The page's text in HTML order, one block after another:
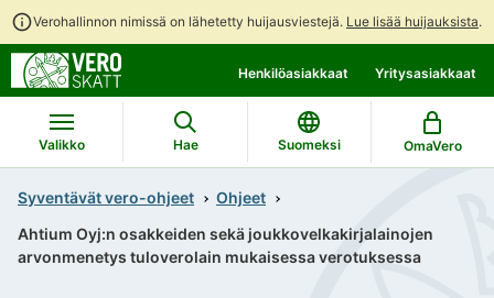
Verohallinnon nimissä on lähetetty huijausviestejä. Lue lisää huijauksista.
suoraan
sisältöön
koko
sivuston
hakuun
Henkilöasiakkaat Yritysasiakkaat
Valikko Hae Suomeksi OmaVero
Syventävät vero-ohjeet
Ohjeet
Ahtium Oyj:n osakkeiden sekä joukkovelkakirjalainojen
arvonmenetys tuloverolain mukaisessa verotuksessa